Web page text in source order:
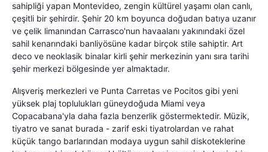
sahipliği yapan Montevideo, zengin kültürel yaşamı olan canlı,
çeşitli bir şehirdir. Şehir 20 km boyunca doğudan batıya uzanır
ve çelik limanından Carrasco'nun havaalanı yakınındaki özel
sahil kenarındaki banliyösüne kadar birçok stile sahiptir. Art
deco ve neoklasik binalar kirli şehir merkezinin yanı sıra tarihi
şehir merkezi bölgesinde yer almaktadır.
Alışveriş merkezleri ve Punta Carretas ve Pocitos gibi yeni
yüksek plaj toplulukları güneydoğuda Miami veya
Copacabana'yla daha fazla benzerlik göstermektedir. Müzik,
tiyatro ve sanat burada - zarif eski tiyatrolardan ve rahat
küçük tango barlarından modaya uygun sahil diskoteklerine